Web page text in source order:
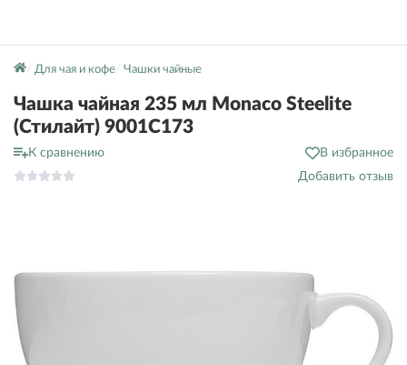
Для чая и кофе Чашки чайные
Чашка чайная 235 мл Monaco Steelite
(Стилайт) 9001C173
К сравнению
В избранное
Добавить отзыв